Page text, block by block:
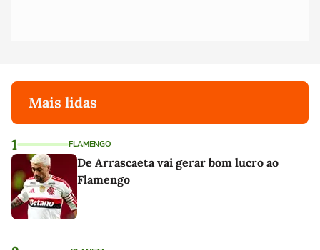
Mais lidas
1 FLAMENGO
De Arrascaeta vai gerar bom lucro ao
Flamengo